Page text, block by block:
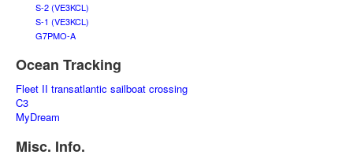
S-2 (VE3KCL)
S-1 (VE3KCL)
G7PMO-A
Ocean Tracking
Fleet II transatlantic sailboat crossing
C3
MyDream
Misc. Info.